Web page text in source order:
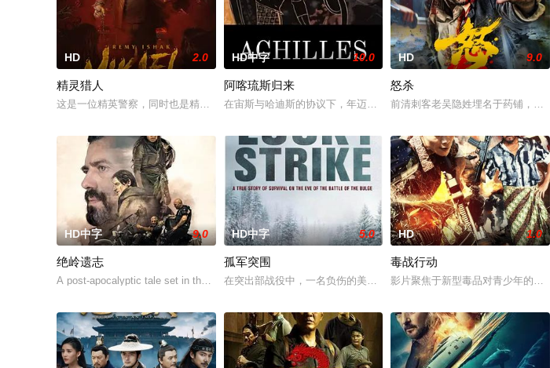
HD 2.0
精灵猎人
这是一位精英警察，同时也是精灵猎手。在调查一系列血腥谋杀案的过程中，他面临着来自超自然
HD中字 10.0
阿喀琉斯归来
在宙斯与哈迪斯的协议下，年迈的阿喀琉斯被忒提斯从冥界释放至现代
HD 9.0
怒杀
前清刺客老吴隐姓埋名于药铺，却
HD中字 9.0
绝岭遗志
A post-apocalyptic tale set in the west Bal
HD中字 5.0
孤军突围
在突出部战役中，一名负伤的美军士兵被困在饱受战火摧残的比利时敌
HD 1.0
毒战行动
影片聚焦于新型毒品对青少年的危